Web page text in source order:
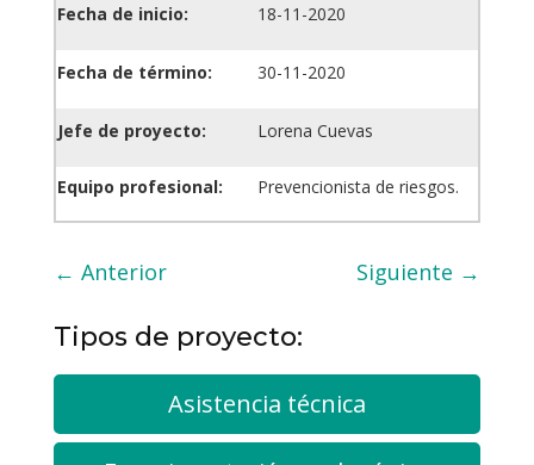
Fecha de inicio: 18-11-2020
Fecha de término: 30-11-2020
Jefe de proyecto: Lorena Cuevas
Equipo profesional: Prevencionista de riesgos.
← Anterior Siguiente →
Tipos de proyecto:
Asistencia técnica